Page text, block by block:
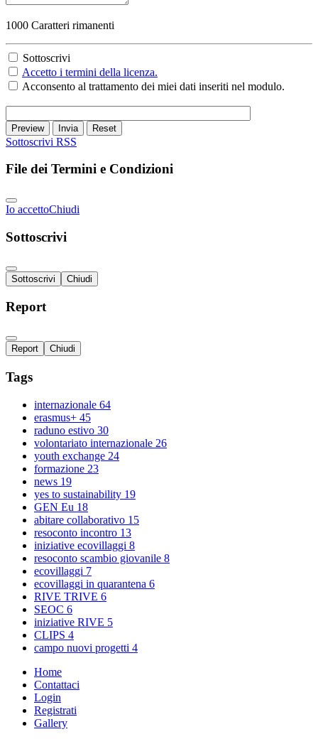
1000 Caratteri rimanenti
Sottoscrivi
Accetto i termini della licenza.
Acconsento al trattamento dei miei dati inseriti nel modulo.
Preview Invia Reset
Sottoscrivi RSS
File dei Termini e Condizioni
Io accettoChiudi
Sottoscrivi
Sottoscrivi Chiudi
Report
Report Chiudi
Tags
internazionale 64
erasmus+ 45
raduno estivo 30
volontariato internazionale 26
youth exchange 24
formazione 23
news 19
yes to sustainability 19
GEN Eu 18
abitare collaborativo 15
resoconto incontro 13
iniziative ecovillaggi 8
resoconto scambio giovanile 8
ecovillaggi 7
ecovillaggi in quarantena 6
RIVE TRIVE 6
SEOC 6
iniziative RIVE 5
CLIPS 4
campo nuovi progetti 4
Home
Contattaci
Login
Registrati
Gallery